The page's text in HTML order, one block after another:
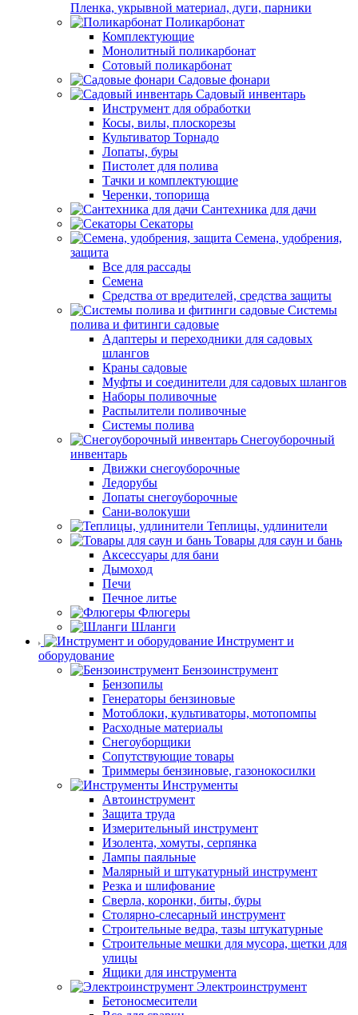
Пленка, укрывной материал, дуги, парники
Поликарбонат
Комплектующие
Монолитный поликарбонат
Сотовый поликарбонат
Садовые фонари
Садовый инвентарь
Инструмент для обработки
Косы, вилы, плоскорезы
Культиватор Торнадо
Лопаты, буры
Пистолет для полива
Тачки и комплектующие
Черенки, топорища
Сантехника для дачи
Секаторы
Семена, удобрения,
защита
Все для рассады
Семена
Средства от вредителей, средства защиты
Системы
полива и фитинги садовые
Адаптеры и переходники для садовых
шлангов
Краны садовые
Муфты и соединители для садовых шлангов
Наборы поливочные
Распылители поливочные
Системы полива
Снегоуборочный
инвентарь
Движки снегоуборочные
Ледорубы
Лопаты снегоуборочные
Сани-волокуши
Теплицы, удлинители
Товары для саун и бань
Аксессуары для бани
Дымоход
Печи
Печное литье
Флюгеры
Шланги
Инструмент и
оборудование
Бензоинструмент
Бензопилы
Генераторы бензиновые
Мотоблоки, культиваторы, мотопомпы
Расходные материалы
Снегоуборщики
Сопутствующие товары
Триммеры бензиновые, газонокосилки
Инструменты
Автоинструмент
Защита труда
Измерительный инструмент
Изолента, хомуты, серпянка
Лампы паяльные
Малярный и штукатурный инструмент
Резка и шлифование
Сверла, коронки, биты, буры
Столярно-слесарный инструмент
Строительные ведра, тазы штукатурные
Строительные мешки для мусора, щетки для
улицы
Ящики для инструмента
Электроинструмент
Бетоносмесители